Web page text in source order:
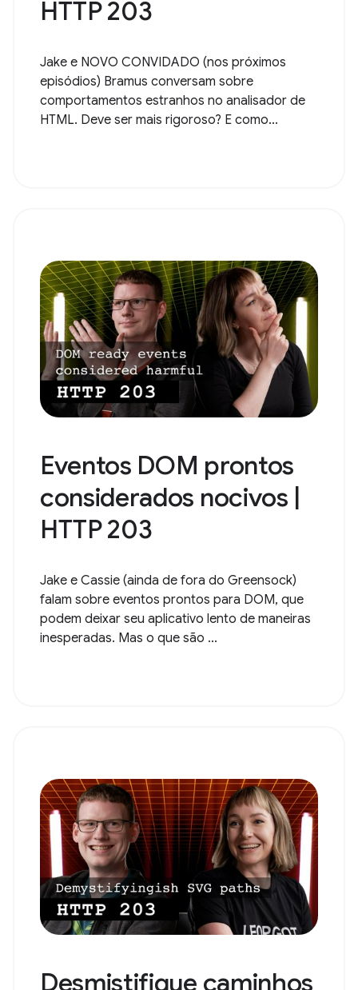
HTTP 203
Jake e NOVO CONVIDADO (nos próximos
episódios) Bramus conversam sobre
comportamentos estranhos no analisador de
HTML. Deve ser mais rigoroso? E como...
Eventos DOM prontos
considerados nocivos |
HTTP 203
Jake e Cassie (ainda de fora do Greensock)
falam sobre eventos prontos para DOM, que
podem deixar seu aplicativo lento de maneiras
inesperadas. Mas o que são ...
Desmistifique caminhos